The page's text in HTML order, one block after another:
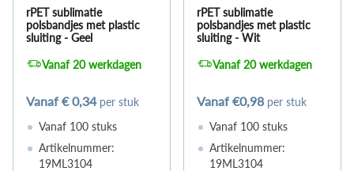
rPET sublimatie
polsbandjes met plastic
sluiting - Geel
Vanaf 20 werkdagen
Vanaf € 0,34 per stuk
Vanaf 100 stuks
Artikelnummer:
19ML3104
rPET sublimatie
polsbandjes met plastic
sluiting - Wit
Vanaf 20 werkdagen
Vanaf €0,98 per stuk
Vanaf 100 stuks
Artikelnummer:
19ML3104